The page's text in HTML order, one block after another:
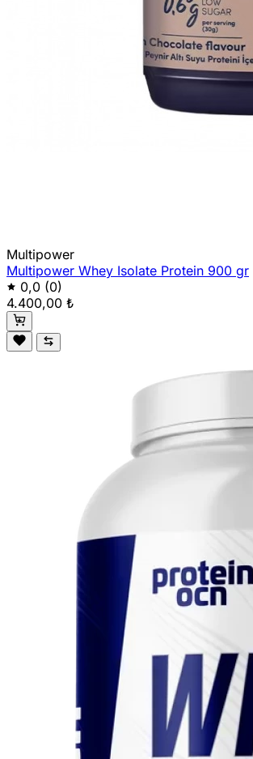
Multipower
Multipower Whey Isolate Protein 900 gr
0,0 (0)
4.400,00 ₺